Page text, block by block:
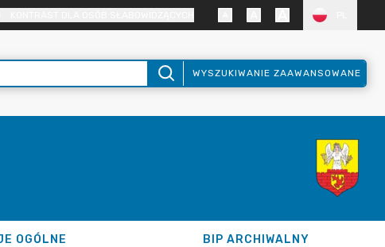
WYSZUKIWANIE ZAAWANSOWANE
OGÓLNE BIP ARCHIWALNY